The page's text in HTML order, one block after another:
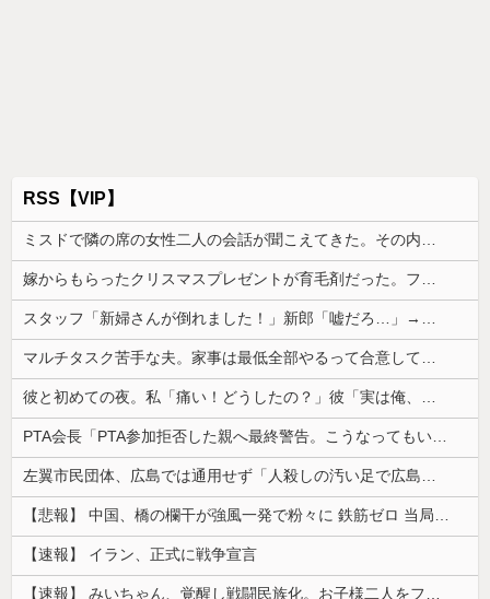
RSS【VIP】
【速報】 イラン、正式に戦争宣言